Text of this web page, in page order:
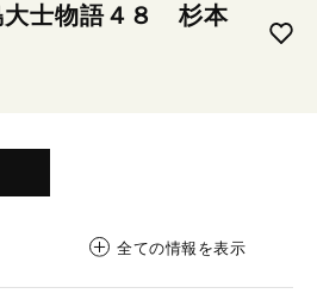
大士物語４８ 杉本
全ての情報を表示